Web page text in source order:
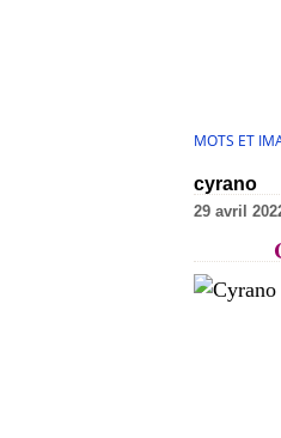
MOTS ET
cyrano
29 avril